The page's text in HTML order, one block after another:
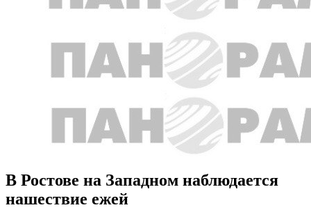
В Ростове на Западном наблюдается
нашествие ежей